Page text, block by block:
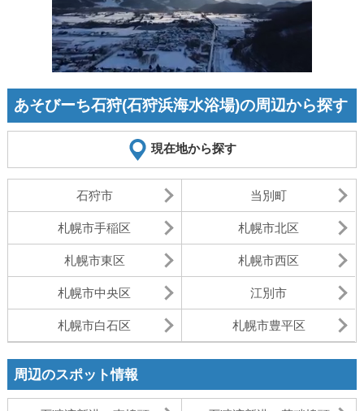
あそびーち石狩(石狩浜海水浴場)の周辺から探す
現在地から探す
石狩市 当別町
札幌市手稲区 札幌市北区
札幌市東区 札幌市西区
札幌市中央区 江別市
札幌市白石区 札幌市豊平区
周辺のスポット情報